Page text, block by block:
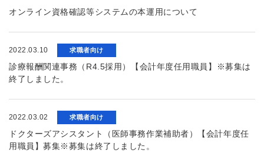
オンライン資格確認等システムの本運用について
2022.03.10 求職者向け
診療報酬関連事務（R4.5採用）【会計年度任用職員】※募集は
終了しました。
2022.03.02 求職者向け
ドクターズアシスタント（医師事務作業補助者）【会計年度任
用職員】募集※募集は終了しました。